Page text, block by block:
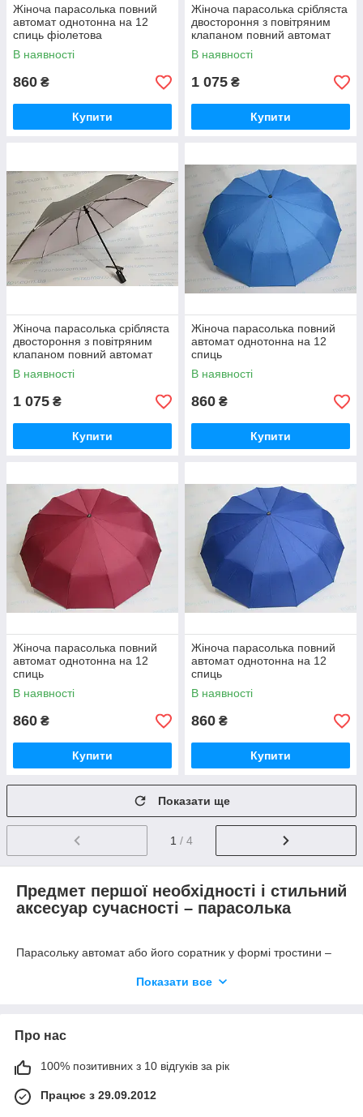
Жіноча парасолька повний
автомат однотонна на 12
спиць фіолетова
В наявності
860 ₴
Купити
Жіноча парасолька срібляста
двостороння з повітряним
клапаном повний автомат
В наявності
1 075 ₴
Купити
Жіноча парасолька срібляста
двостороння з повітряним
клапаном повний автомат
В наявності
1 075 ₴
Купити
Жіноча парасолька повний
автомат однотонна на 12
спиць
В наявності
860 ₴
Купити
Жіноча парасолька повний
автомат однотонна на 12
спиць
В наявності
860 ₴
Купити
Жіноча парасолька повний
автомат однотонна на 12
спиць
В наявності
860 ₴
Купити
Показати ще
1 / 4
Предмет першої необхідності і стильний
аксесуар сучасності – парасолька
Парасольку автомат або його соратник у формі тростини –
жінки сучасності. Але крім цільового призначення цього
модним і достатньо
яскравим аксесуаром. Неймовірно сумнівний той факт, що у
жінки може бути один
парасолька. Кожна представниця прекрасної статі знає, що
крім вибору сумочки,
туфель і нашийної хустки або шарфика, купити хороший
Показати все
Про нас
100% позитивних з 10 відгуків за рік
Працює з 29.09.2012